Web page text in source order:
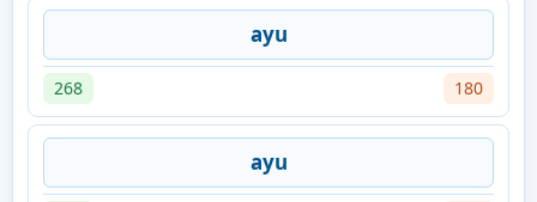
ayu
268 180
ayu